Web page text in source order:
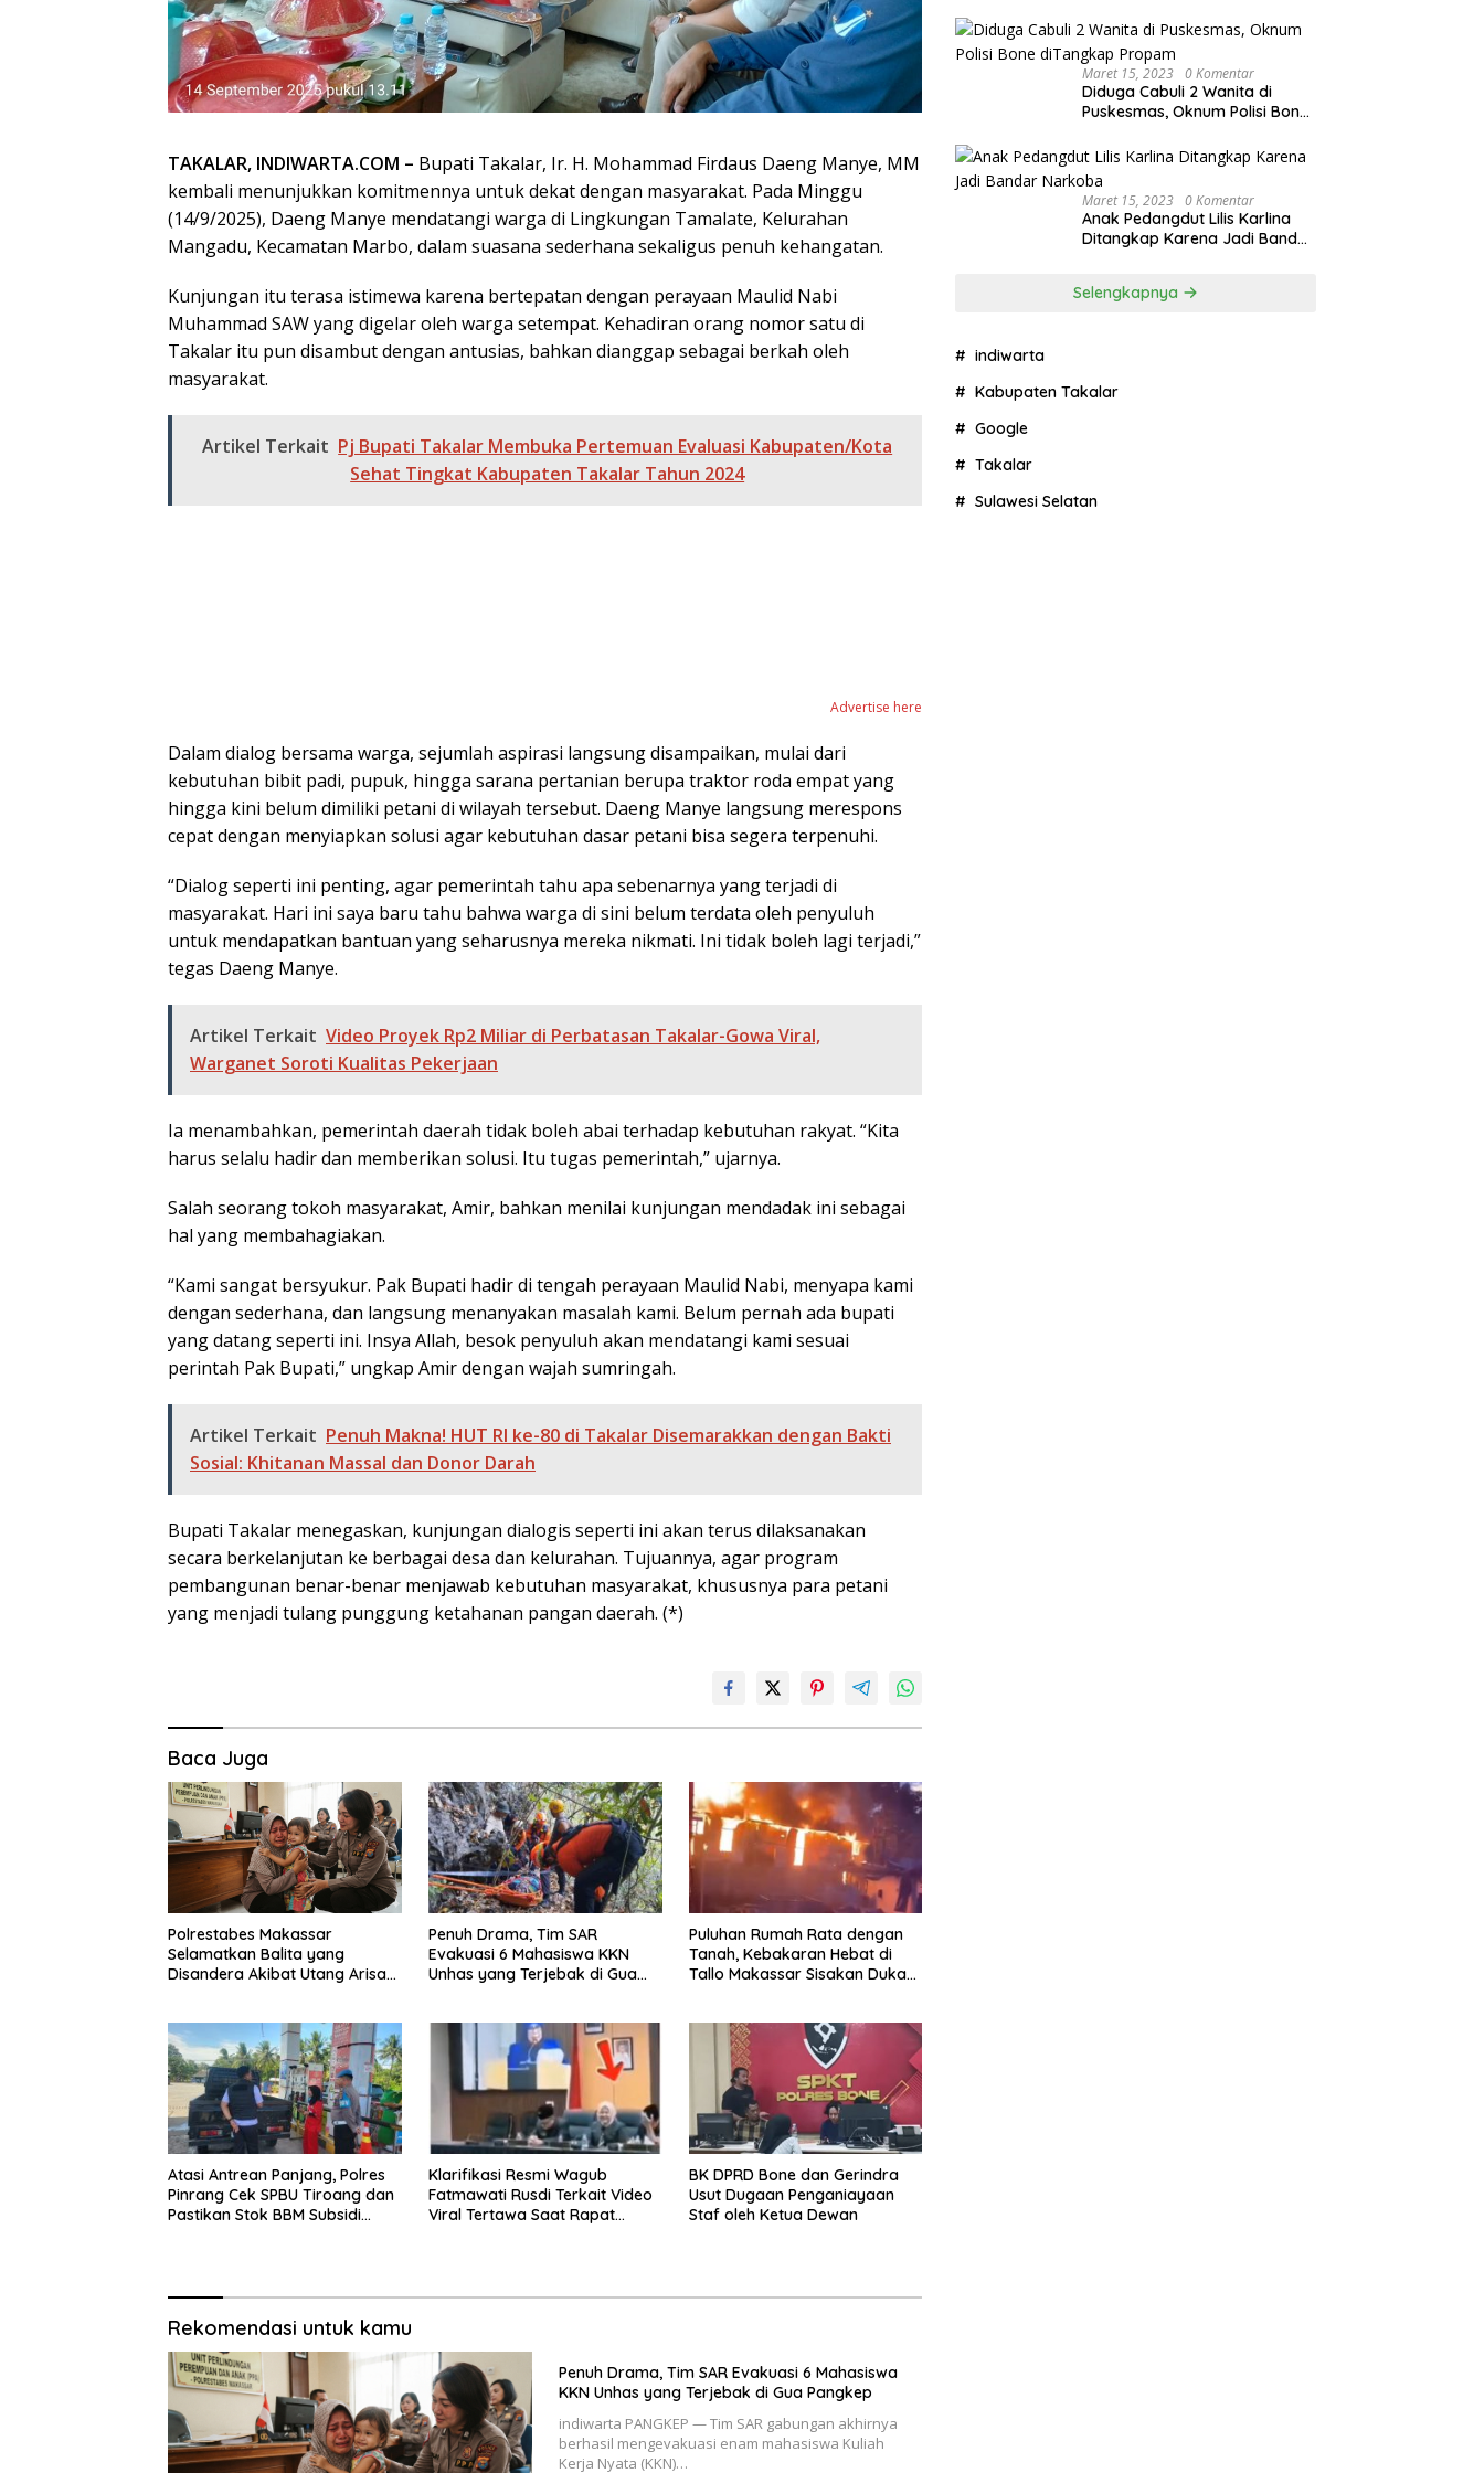
TAKALAR, INDIWARTA.COM – Bupati Takalar, Ir. H. Mohammad Firdaus Daeng Manye, MM
kembali menunjukkan komitmennya untuk dekat dengan masyarakat. Pada Minggu
(14/9/2025), Daeng Manye mendatangi warga di Lingkungan Tamalate, Kelurahan
Mangadu, Kecamatan Marbo, dalam suasana sederhana sekaligus penuh kehangatan.
Kunjungan itu terasa istimewa karena bertepatan dengan perayaan Maulid Nabi
Muhammad SAW yang digelar oleh warga setempat. Kehadiran orang nomor satu di
Takalar itu pun disambut dengan antusias, bahkan dianggap sebagai berkah oleh
masyarakat.
Artikel Terkait Pj Bupati Takalar Membuka Pertemuan Evaluasi Kabupaten/Kota
Sehat Tingkat Kabupaten Takalar Tahun 2024
Advertise here
Dalam dialog bersama warga, sejumlah aspirasi langsung disampaikan, mulai dari
kebutuhan bibit padi, pupuk, hingga sarana pertanian berupa traktor roda empat yang
hingga kini belum dimiliki petani di wilayah tersebut. Daeng Manye langsung merespons
cepat dengan menyiapkan solusi agar kebutuhan dasar petani bisa segera terpenuhi.
“Dialog seperti ini penting, agar pemerintah tahu apa sebenarnya yang terjadi di
masyarakat. Hari ini saya baru tahu bahwa warga di sini belum terdata oleh penyuluh
untuk mendapatkan bantuan yang seharusnya mereka nikmati. Ini tidak boleh lagi terjadi,”
tegas Daeng Manye.
Artikel Terkait Video Proyek Rp2 Miliar di Perbatasan Takalar-Gowa Viral,
Warganet Soroti Kualitas Pekerjaan
Ia menambahkan, pemerintah daerah tidak boleh abai terhadap kebutuhan rakyat. “Kita
harus selalu hadir dan memberikan solusi. Itu tugas pemerintah,” ujarnya.
Salah seorang tokoh masyarakat, Amir, bahkan menilai kunjungan mendadak ini sebagai
hal yang membahagiakan.
“Kami sangat bersyukur. Pak Bupati hadir di tengah perayaan Maulid Nabi, menyapa kami
dengan sederhana, dan langsung menanyakan masalah kami. Belum pernah ada bupati
yang datang seperti ini. Insya Allah, besok penyuluh akan mendatangi kami sesuai
perintah Pak Bupati,” ungkap Amir dengan wajah sumringah.
Artikel Terkait Penuh Makna! HUT RI ke-80 di Takalar Disemarakkan dengan Bakti
Sosial: Khitanan Massal dan Donor Darah
Bupati Takalar menegaskan, kunjungan dialogis seperti ini akan terus dilaksanakan
secara berkelanjutan ke berbagai desa dan kelurahan. Tujuannya, agar program
pembangunan benar-benar menjawab kebutuhan masyarakat, khususnya para petani
yang menjadi tulang punggung ketahanan pangan daerah. (*)
Baca Juga
Polrestabes Makassar
Selamatkan Balita yang
Disandera Akibat Utang Arisan
Penuh Drama, Tim SAR
Evakuasi 6 Mahasiswa KKN
Unhas yang Terjebak di Gua
Puluhan Rumah Rata dengan
Tanah, Kebakaran Hebat di
Tallo Makassar Sisakan Duka
Atasi Antrean Panjang, Polres
Pinrang Cek SPBU Tiroang dan
Pastikan Stok BBM Subsidi
Klarifikasi Resmi Wagub
Fatmawati Rusdi Terkait Video
Viral Tertawa Saat Rapat
BK DPRD Bone dan Gerindra
Usut Dugaan Penganiayaan
Staf oleh Ketua Dewan
Rekomendasi untuk kamu
Penuh Drama, Tim SAR Evakuasi 6 Mahasiswa
KKN Unhas yang Terjebak di Gua Pangkep
indiwarta PANGKEP — Tim SAR gabungan akhirnya
berhasil mengevakuasi enam mahasiswa Kuliah
Kerja Nyata (KKN)…
Maret 15, 2023 0 Komentar
Diduga Cabuli 2 Wanita di
Puskesmas, Oknum Polisi Bone
Maret 15, 2023 0 Komentar
Anak Pedangdut Lilis Karlina
Ditangkap Karena Jadi Bandar
Selengkapnya
indiwarta
Kabupaten Takalar
Google
Takalar
Sulawesi Selatan